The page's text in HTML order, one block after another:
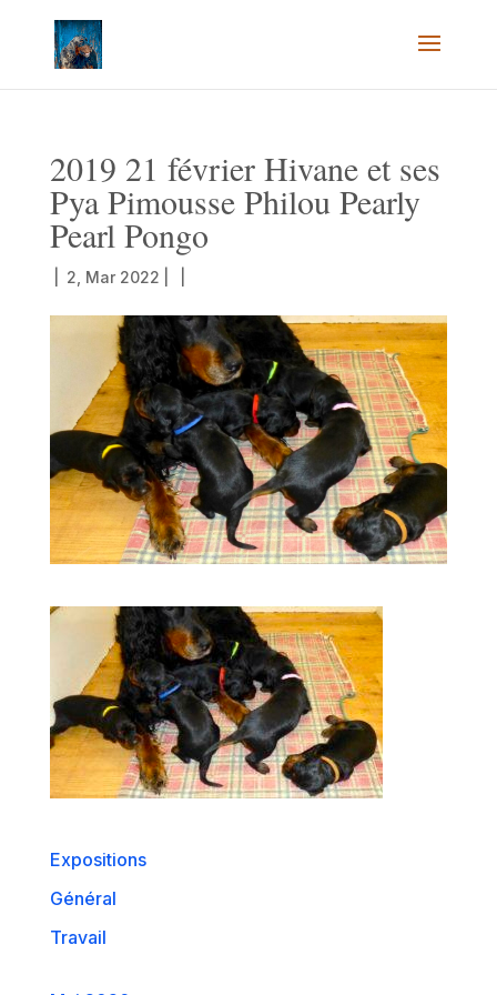
2019 21 février Hivane et ses
Pya Pimousse Philou Pearly
Pearl Pongo
2, Mar 2022
Expositions
Général
Travail